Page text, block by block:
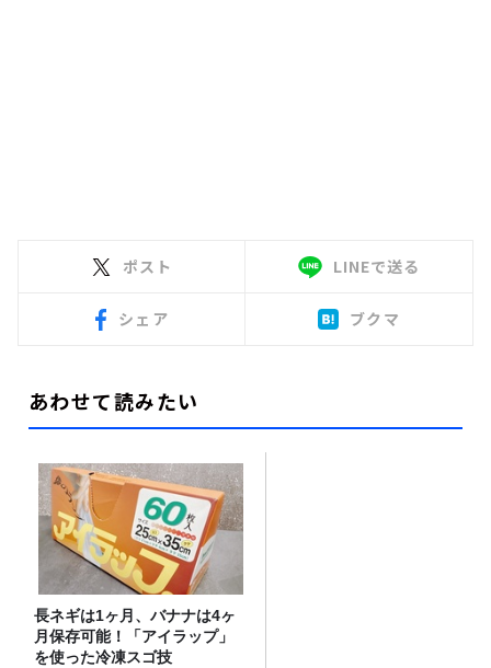
ポスト LINEで送る
シェア ブクマ
あわせて読みたい
長ネギは1ヶ月、バナナは4ヶ
月保存可能！「アイラップ」
を使った冷凍スゴ技